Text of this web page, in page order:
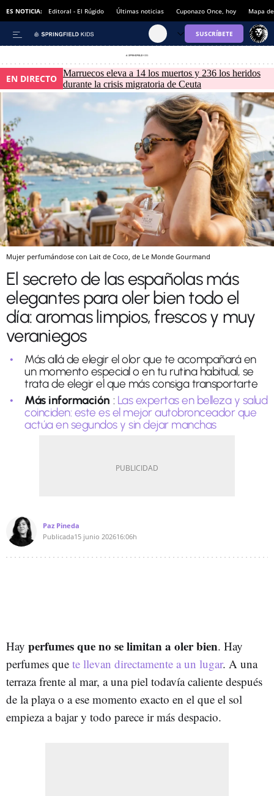
ES NOTICIA: Editoral - El Rúgido Últimas noticias Cuponazo Once, hoy Mapa
EN DIRECTO Marruecos eleva a 14 los muertos y 236 los heridos
durante la crisis migratoria de Ceuta
Mujer perfumándose con Lait de Coco, de Le Monde Gourmand
El secreto de las españolas más
elegantes para oler bien todo el
día: aromas limpios, frescos y muy
veraniegos
Más allá de elegir el olor que te acompañará en
un momento especial o en tu rutina habitual, se
trata de elegir el que más consiga transportarte
Más información : Las expertas en belleza y salud
coinciden: este es el mejor autobronceador que
actúa en segundos y sin dejar manchas
Paz Pineda
Publicada15 junio 202616:06h
Hay perfumes que no se limitan a oler bien. Hay
perfumes que te llevan directamente a un lugar. A una
terraza frente al mar, a una piel todavía caliente después
de la playa o a ese momento exacto en el que el sol
empieza a bajar y todo parece ir más despacio.